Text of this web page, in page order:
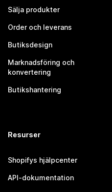
Sälja produkter
Order och leverans
Butiksdesign
Marknadsföring och
konvertering
Butikshantering
Resurser
Shopifys hjälpcenter
API-dokumentation